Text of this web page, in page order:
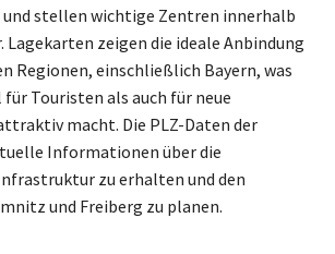
stellen wichtige Zentren innerhalb
Lagekarten zeigen die ideale Anbindung
Regionen, einschließlich Bayern, was
Touristen als auch für neue
macht. Die PLZ-Daten der
Informationen über die
zu erhalten und den
und Freiberg zu planen.